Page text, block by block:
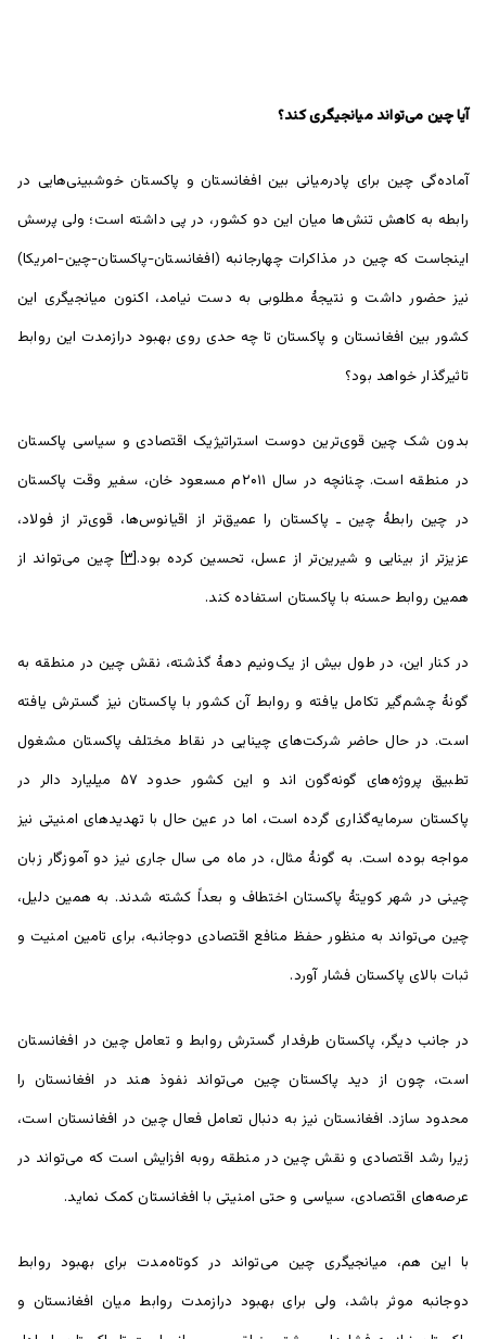
آیا چین میتواند میانجیگری کند؟
آماده‌گی چین برای پادرمیانی بین افغانستان و پاکستان خوشبینی‌هایی در
رابطه به کاهش تنش‌ها میان این دو کشور، در پی داشته است؛ ولی پرسش
اینجاست که چین در مذاکرات چهارجانبه (افغانستان-پاکستان-چین-امریکا)
نیز حضور داشت و نتیجۀ مطلوبی به دست نیامد، اکنون میانجیگری این
کشور بین افغانستان و پاکستان تا چه حدی روی بهبود درازمدت این روابط
تاثیرگذار خواهد بود؟
بدون شک چین قوی‌ترین دوست استراتیژیک اقتصادی و سیاسی پاکستان
در منطقه است. چنانچه در سال ۲۰۱۱م مسعود خان، سفیر وقت پاکستان
در چین رابطۀ چین ـ پاکستان را عمیق‌تر از اقیانوس‌ها، قوی‌تر از فولاد،
عزیزتر از بینایی و شیرین‌تر از عسل، تحسین کرده بود.[۳]
چین می‌تواند از
همین روابط حسنه با پاکستان استفاده کند.
در کنار این، در طول بیش از یک‌ونیم دهۀ گذشته، نقش چین در منطقه به
گونۀ چشم‌گیر تکامل یافته و روابط آن کشور با پاکستان نیز گسترش یافته
است. در حال حاضر شرکت‌های چینایی در نقاط مختلف پاکستان مشغول
تطبیق پروژه‌های گونه‌گون اند و این کشور حدود ۵۷ میلیارد دالر در
پاکستان سرمایه‌گذاری گرده است، اما در عین حال با تهدیدهای امنیتی نیز
مواجه بوده است. به گونۀ مثال، در ماه می‌ سال جاری نیز دو آموزگار زبان
چینی در شهر کویتۀ پاکستان اختطاف و بعداً کشته شدند. به همین دلیل،
چین می‌تواند به منظور حفظ منافع اقتصادی دوجانبه، برای تامین امنیت و
ثبات بالای پاکستان فشار آورد.
در جانب دیگر، پاکستان طرفدار گسترش روابط و تعامل چین در افغانستان
است، چون از دید پاکستان چین می‌تواند نفوذ هند در افغانستان را
محدود سازد. افغانستان نیز به دنبال تعامل فعال چین در افغانستان است،
زیرا رشد اقتصادی و نقش چین در منطقه روبه افزایش است که می‌تواند در
عرصه‌های اقتصادی، سیاسی و حتی امنیتی با افغانستان کمک نماید.
با این هم، میانجیگری چین می‌تواند در کوتاه‌مدت برای بهبود روابط
دوجانبه موثر باشد، ولی برای بهبود درازمدت روابط میان افغانستان و